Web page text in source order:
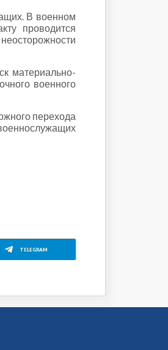
В военном
проводится
материально-
военного
перехода
TELEGRAM